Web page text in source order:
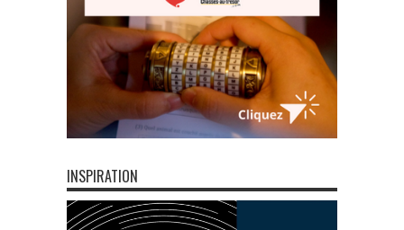
INSPIRATION